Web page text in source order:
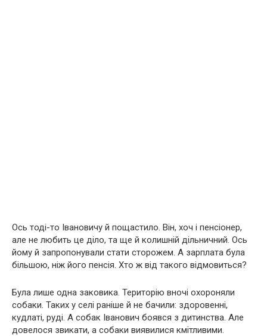
Ось тоді-то Івановичу й пощастило. Він, хоч і пенсіонер,
але не любить це діло, та ще й колишній дільничний. Ось
йому й запропонували стати сторожем. А зарплата була
більшою, ніж його пенсія. Хто ж від такого відмовиться?
Була лише одна заковика. Територію вночі охороняли
собаки. Таких у селі раніше й не бачили: здоровенні,
кудлаті, руді. А собак Іванович боявся з дитинства. Але
довелося звикати, а собаки виявилися кмітливими.